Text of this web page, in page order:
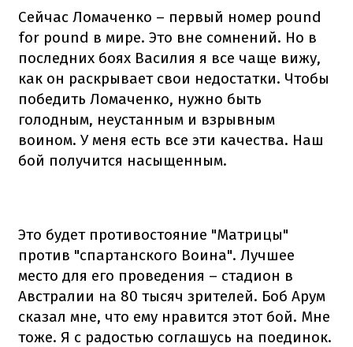
Сейчас Ломаченко – первый номер pound
for pound в мире. Это вне сомнений. Но в
последних боях Василия я все чаще вижу,
как он раскрывает свои недостатки. Чтобы
победить Ломаченко, нужно быть
голодным, неустанным и взрывным
воином. У меня есть все эти качества. Наш
бой получится насыщенным.
Это будет противостояние "Матрицы"
против "спартанского Воина". Лучшее
место для его проведения – стадион в
Австралии на 80 тысяч зрителей. Боб Арум
сказал мне, что ему нравится этот бой. Мне
тоже. Я с радостью соглашусь на поединок.